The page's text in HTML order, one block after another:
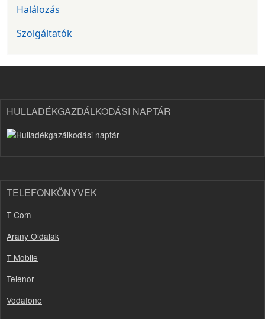
Halálozás
Szolgáltatók
HULLADÉKGAZDÁLKODÁSI NAPTÁR
TELEFONKÖNYVEK
T-Com
Arany Oldalak
T-Mobile
Telenor
Vodafone